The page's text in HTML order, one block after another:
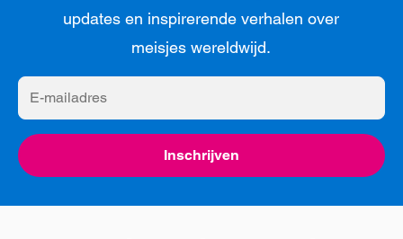
updates en inspirerende verhalen over
meisjes wereldwijd.
E-
mailadres
Inschrijven